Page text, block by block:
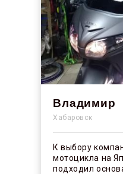
Владимир
Хабаровск
К выбору
мотоцикла на
подходил